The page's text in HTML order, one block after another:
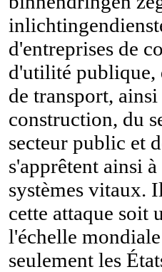
d'entreprises de
d'utilité publique,
de transport,
construction, du
secteur public et
s'apprêtent ainsi
systèmes vitaux.
cette attaque soit
l'échelle
seulement les